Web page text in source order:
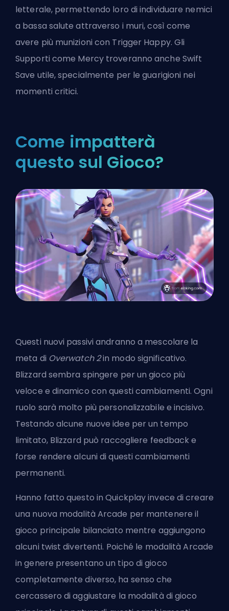
letterale, permettendo loro di individuare nemici
a bassa salute attraverso i muri, così come
avere più munizioni con Trigger Happy. Gli
Supporti come Mercy troveranno anche Swift
Save utile, specialmente per le guarigioni nei
momenti critici.
Come impatterà
questo sul Gioco?
Questi nuovi passivi andranno a mescolare la
meta di Overwatch 2in modo significativo.
Blizzard sembra spingere per un gioco più
veloce e dinamico con questi cambiamenti. Ogni
ruolo sarà molto più personalizzabile e incisivo.
Testando alcune nuove idee per un tempo
limitato, Blizzard può raccogliere feedback e
forse rendere alcuni di questi cambiamenti
permanenti.
Hanno fatto questo in Quickplay invece di creare
una nuova modalità Arcade per mantenere il
gioco principale bilanciato mentre aggiungono
alcuni twist divertenti. Poiché le modalità Arcade
in genere presentano un tipo di gioco
completamente diverso, ha senso che
cercassero di aggiustare la modalità di gioco